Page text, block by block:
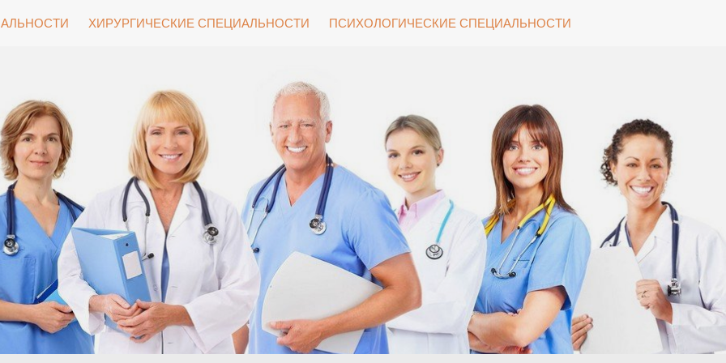
ХИРУРГИЧЕСКИЕ СПЕЦИАЛЬНОСТИ ПСИХОЛОГИЧЕСКИЕ СПЕЦИАЛЬНОСТИ